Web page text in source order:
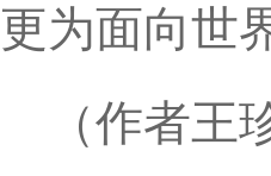
更为面向世
（作者